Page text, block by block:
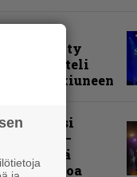
saatteli
ikiuneen
Raikasi
–
neljä
nostoa